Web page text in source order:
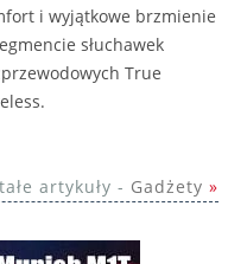
i wyjątkowe brzmienie
słuchawek
True
artykuły - Gadżety